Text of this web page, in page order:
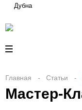
Дубна
Главная Статьи
Мастер-